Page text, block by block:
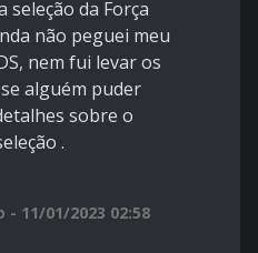
seleção da Força
não peguei meu
nem fui levar os
alguém puder
sobre o
.
- 11/01/2023 02:58